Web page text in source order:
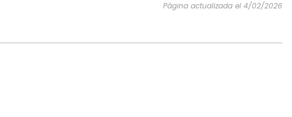
Página actualizada el 4/02/2026